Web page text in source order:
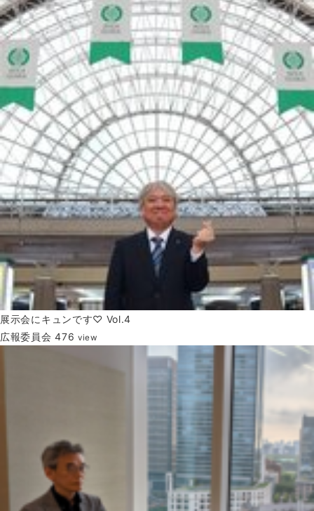
展示会にキュンです♡ Vol.4
広報委員会 476 view